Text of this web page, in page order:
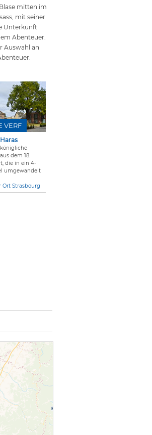
mitten im
mit seiner
Unterkunft
Abenteuer.
Auswahl an
dem 18.
die in ein 4-
umgewandelt
Ort Strasbourg
VERF